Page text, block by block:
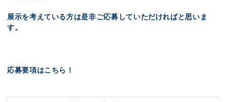
展示を考えている方は是非ご応募していただければと思いま
す。
応募要項はこちら！